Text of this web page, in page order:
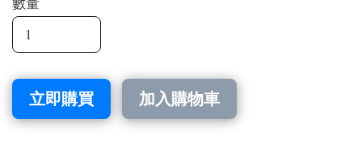
立即購買 加入購物車